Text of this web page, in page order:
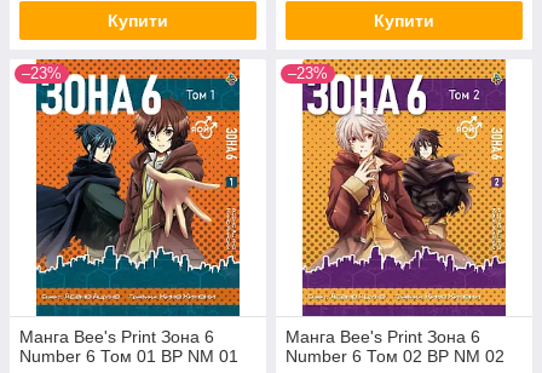
Купити Купити
–23%
Манга Bee's Print Зона 6
Number 6 Том 01 ВР NM 01
–23%
Манга Bee's Print Зона 6
Number 6 Том 02 ВР NM 02